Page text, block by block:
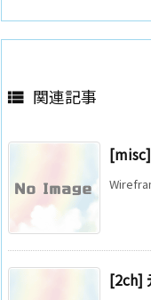
 関連記事
[2ch]